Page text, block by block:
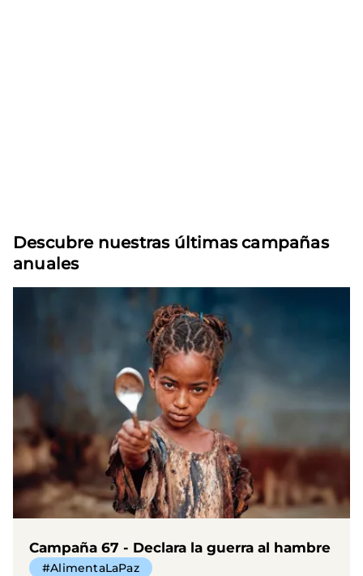
Descubre nuestras últimas campañas
anuales
Campaña 67 - Declara la guerra al hambre
#AlimentaLaPaz